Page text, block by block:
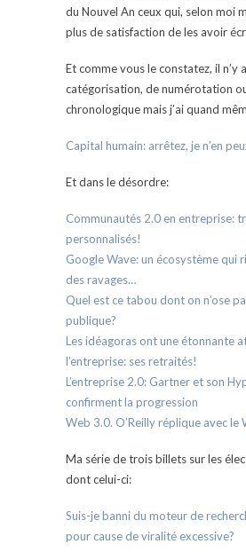
du Nouvel An ceux qui, selon moi
plus de satisfaction de les avoir
Et comme vous le constatez, il n’y
catégorisation, de numérotation
chronologique mais j’ai quand
Capital humain: arrêtez, je n’en
Et dans le désordre:
Communautés 2.0 en entreprise:
personnalisés!
Google Wave: un écosystème qui
des ravages…
Quel est ce tabou dont on n’ose
publique?
Les idéagoras ont une étonnante
l’entreprise: ses retraités!
L’entreprise 2.0: Gartner et son
confirment la progression
Web 3.0. O’Reilly réplique avec le
Ma série de trois billets sur les
dont celui-ci:
Suis-je banni du moteur de
pour cause de viralité excessive?